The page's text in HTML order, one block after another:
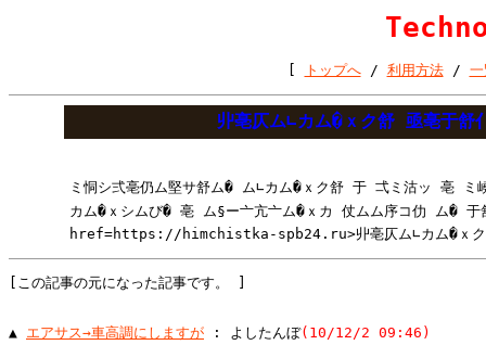
トップへ/ 利用方法/
丱亳仄ム∟カム�ｘク舒 亟亳于
ミ恫シ弍亳仍ム堅サ舒ム� ム∟カム�ｘク舒 于 弌ミ沽ッ 亳
カム�ｘシムび� 亳 ム§ー亠亢亠ム�ｘカ 仗ムム序コ仂 ム�
href=https://himchistka-spb24.ru>丱亳仄ム∟カム�ｘク
[この記事の元になった記事です。 ]
▲ エアサス→車高調にしますが : よしたんぼ(10/12/2 09:46)